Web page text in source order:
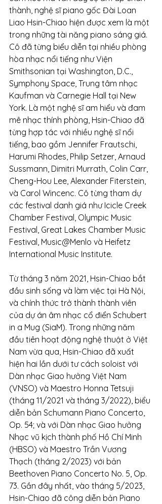
thành, nghệ sĩ piano gốc Đài Loan
Liao Hsin-Chiao hiện được xem là một
trong những tài năng piano sáng giá.
Cô đã từng biểu diễn tại nhiều phòng
hòa nhạc nổi tiếng như Viện
Smithsonian tại Washington, D.C.,
Symphony Space, Trung tâm nhạc
Kaufman và Carnegie Hall tại New
York. Là một nghệ sĩ am hiểu và đam
mê nhạc thính phòng, Hsin-Chiao đã
từng hợp tác với nhiều nghệ sĩ nổi
tiếng, bao gồm Jennifer Frautschi,
Harumi Rhodes, Philip Setzer, Arnaud
Sussmann, Dimitri Murrath, Colin Carr,
Cheng-Hou Lee, Alexander Fiterstein,
và Carol Wincenc. Cô từng tham dự
các festival danh giá như Icicle Creek
Chamber Festival, Olympic Music
Festival, Great Lakes Chamber Music
Festival, Music@Menlo và Heifetz
International Music Institute.
Từ tháng 3 năm 2021, Hsin-Chiao bắt
đầu sinh sống và làm việc tại Hà Nội,
và chính thức trở thành thành viên
của dự án âm nhạc cổ điển Schubert
in a Mug (SiaM). Trong những năm
đầu tiên hoạt động nghệ thuật ở Việt
Nam vừa qua, Hsin-Chiao đã xuất
hiện hai lần dưới tư cách soloist với
Dàn nhạc Giao hưởng Việt Nam
(VNSO) và Maestro Honna Tetsuji
(tháng 11/2021 và tháng 3/2022), biểu
diễn bản Schumann Piano Concerto,
Op. 54; và với Dàn nhạc Giao hưởng
Nhạc vũ kịch thành phố Hồ Chí Minh
(HBSO) và Maestro Trần Vương
Thạch (tháng 2/2023) với bản
Beethoven Piano Concerto No. 5, Op.
73. Gần đây nhất, vào tháng 5/2023,
Hsin-Chiao đã công diễn bản Piano